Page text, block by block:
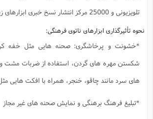
تلویزیونی و 25000 مرکز انتشار نسخ خبری ابزارهای زیادی در اختیار دارد.
نحوه تأثیرگذاری ابزارهای ناتوی فرهنگی:
*خشونت و پرخاشگری: صحنه هایی مثل خفه
شکستن مهره های گردن، استفاده از ضربات مشت و
های سرد مانند چاقو، خنجر، همراه با افکت هایی
*تبلیغ فرهنگ برهنگی و نمایش صحنه های غیر مجاز